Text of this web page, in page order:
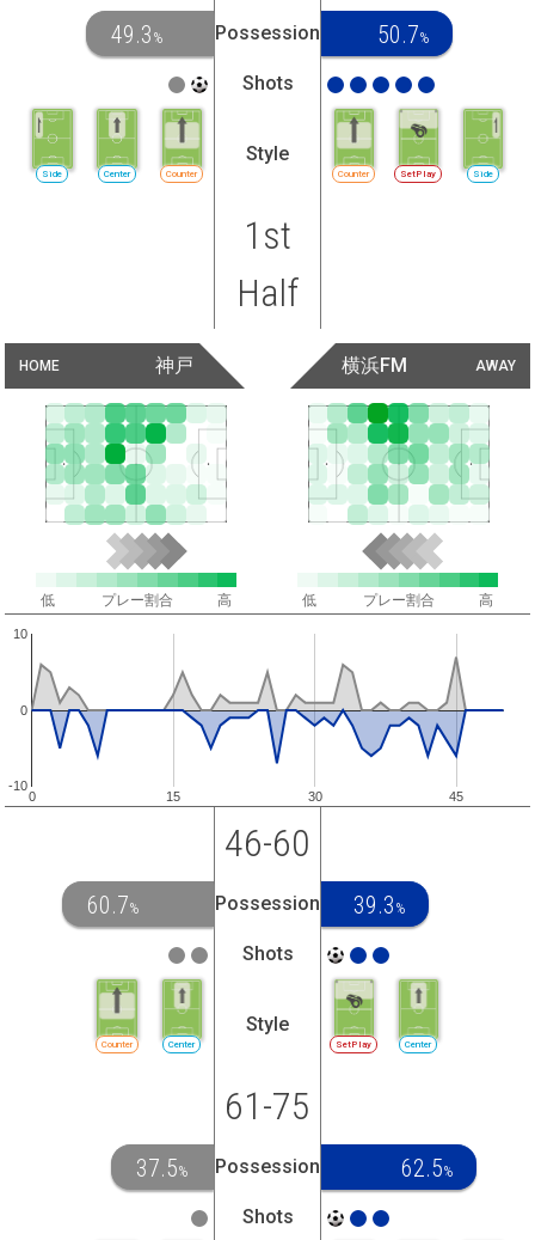
49.3 % Possession 50.7%
Shots
Counter
Center
Side
Style
Counter SetPlay Side
1st
Half
HOME 神戸 AWAY
横浜FM
低 プレー割合 高 低 プレー割合 高
0 15 30 45
-10
0
10
46-60
60.7% Possession 39.3 %
Shots
Center
Counter
Style
SetPlay Center
61-75
37.5% Possession 62.5%
Shots